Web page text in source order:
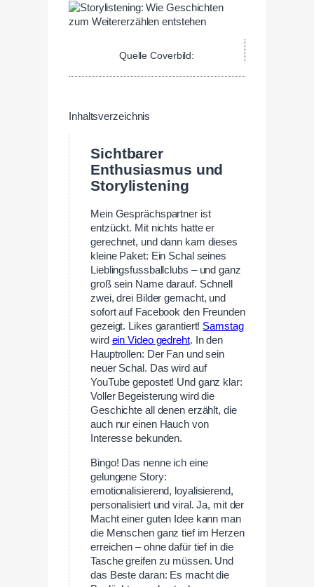
Quelle Coverbild:
Inhaltsverzeichnis
Sichtbarer
Enthusiasmus und
Storylistening
Mein Gesprächspartner ist
entzückt. Mit nichts hatte er
gerechnet, und dann kam dieses
kleine Paket: Ein Schal seines
Lieblingsfussballclubs – und ganz
groß sein Name darauf. Schnell
zwei, drei Bilder gemacht, und
sofort auf Facebook den Freunden
gezeigt. Likes garantiert! Samstag
wird ein Video gedreht. In den
Hauptrollen: Der Fan und sein
neuer Schal. Das wird auf
YouTube gepostet! Und ganz klar:
Voller Begeisterung wird die
Geschichte all denen erzählt, die
auch nur einen Hauch von
Interesse bekunden.
Bingo! Das nenne ich eine
gelungene Story:
emotionalisierend, loyalisierend,
personalisiert und viral. Ja, mit der
Macht einer guten Idee kann man
die Menschen ganz tief im Herzen
erreichen – ohne dafür tief in die
Tasche greifen zu müssen. Und
das Beste daran: Es macht die